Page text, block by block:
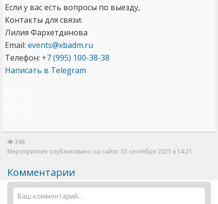
Если у вас есть вопросы по выезду,
Контакты для связи:
Лилия Фархетдинова
Email: events@xbadm.ru
Телефон: +7 (995) 100-38-38
Написать в Telegram
348
Мероприятие опубликовано на сайте: 03 сентября 2025 в 14:21
Комментарии